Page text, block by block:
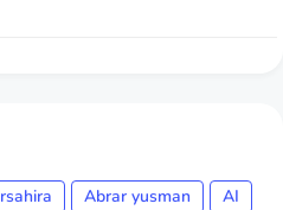
Abrar yusman
AI